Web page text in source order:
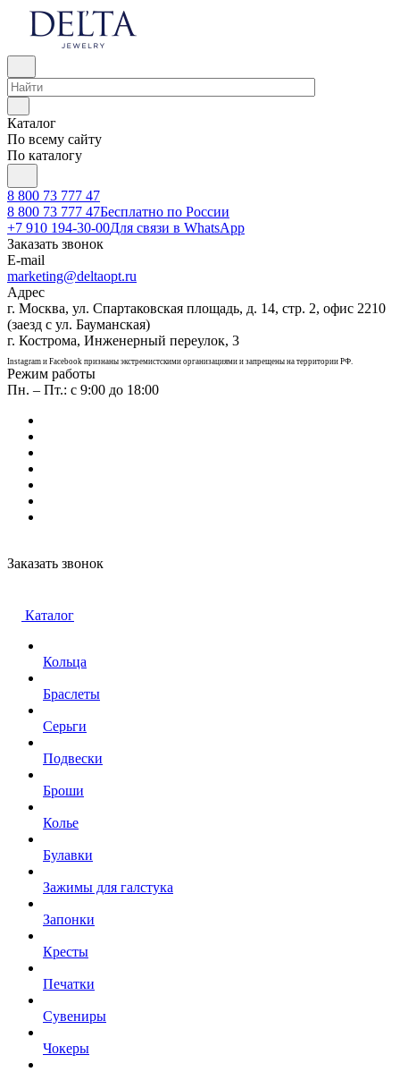
Каталог
По всему сайту
По каталогу
8 800 73 777 47
8 800 73 777 47Бесплатно по России
+7 910 194-30-00Для связи в WhatsApp
Заказать звонок
E-mail
marketing@deltaopt.ru
Адрес
г. Москва, ул. Спартаковская площадь, д. 14, стр. 2, офис 2210
(заезд с ул. Бауманская)
г. Кострома, Инженерный переулок, 3
Instagram и Facebook признаны экстремистскими организациями и запрещены на территории РФ.
Режим работы
Пн. – Пт.: с 9:00 до 18:00
Заказать звонок
Каталог
Кольца
Браслеты
Серьги
Подвески
Броши
Колье
Булавки
Зажимы для галстука
Запонки
Кресты
Печатки
Сувениры
Чокеры